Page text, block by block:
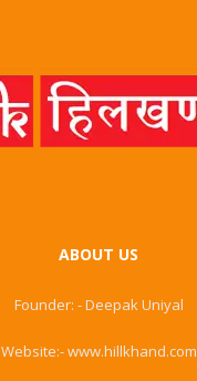
ABOUT US
Founder: - Deepak Uniyal
Website:- www.hillkhand.com